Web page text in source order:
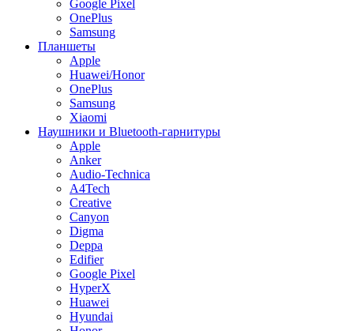
Google Pixel
OnePlus
Samsung
Планшеты
Apple
Huawei/Honor
OnePlus
Samsung
Xiaomi
Наушники и Bluetooth-гарнитуры
Apple
Anker
Audio-Technica
A4Tech
Creative
Canyon
Digma
Deppa
Edifier
Google Pixel
HyperX
Huawei
Hyundai